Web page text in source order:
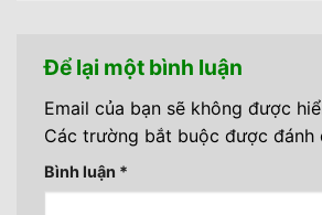
Để lại một bình luận
Email của bạn sẽ không được
Các trường bắt buộc được đánh
Bình luận *